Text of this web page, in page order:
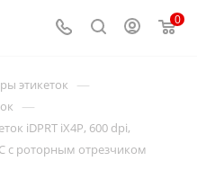
0
этикеток —
—
iDPRT iX4P, 600 dpi,
с роторным отрезчиком